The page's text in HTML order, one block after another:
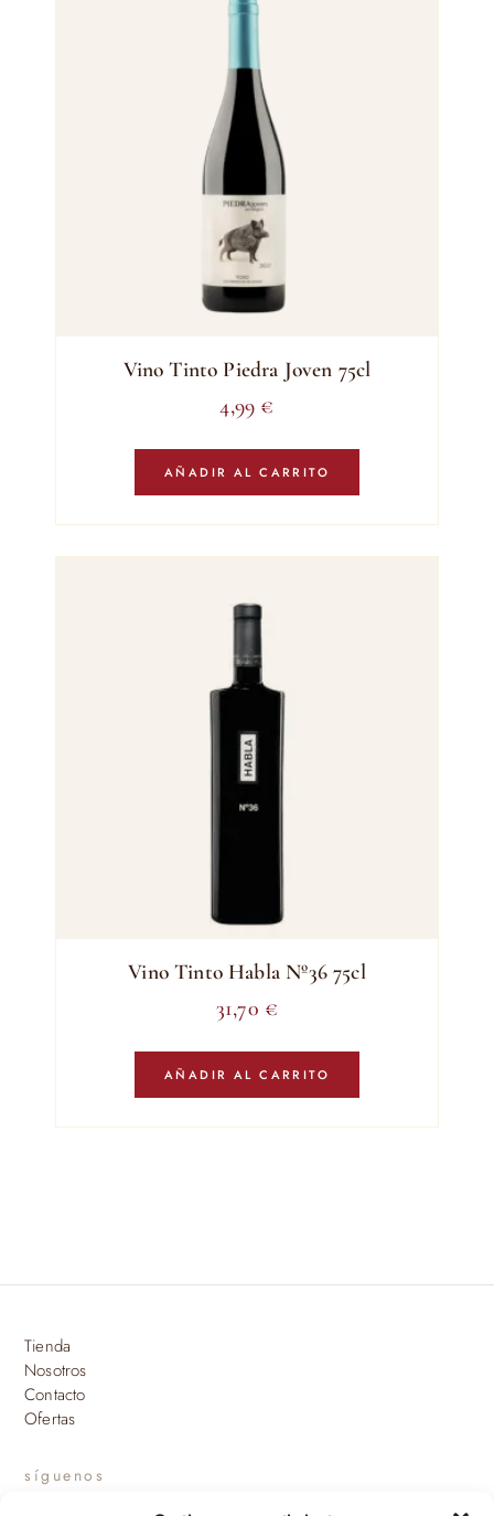
Vino Tinto Piedra Joven 75cl
4,99 €
AÑADIR AL CARRITO
Vino Tinto Habla Nº36 75cl
31,70 €
AÑADIR AL CARRITO
Tienda
Nosotros
Contacto
Ofertas
síguenos